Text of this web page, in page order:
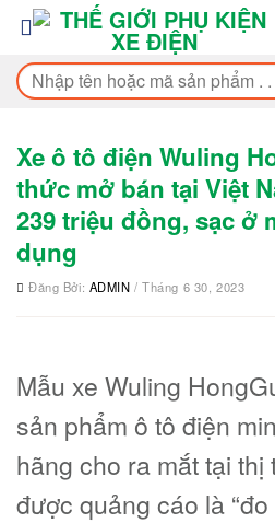
qua
nội
dung
Tìm
kiếm:
Xe ô tô điện Wuling
thức mở bán tại Việt
239 triệu đồng, sạc ở
dụng
Đăng Bởi: ADMIN/ Tháng 6 30, 2023
Mẫu xe Wuling
sản phẩm ô tô điện
hãng cho ra mắt tại
được quảng cáo là